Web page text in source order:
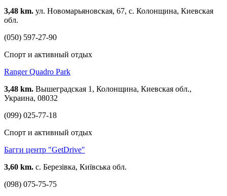
3,48 km. ул. Новомарьяновская, 67, с. Колонщина, Киевская
обл.
(050) 597-27-90
Спорт и активный отдых
Ranger Quadro Park
3,48 km. Вышеградская 1, Колонщина, Киевская обл.,
Украина, 08032
(099) 025-77-18
Спорт и активный отдых
Багги центр "GetDrive"
3,60 km. с. Березівка, Київська обл.
(098) 075-75-75